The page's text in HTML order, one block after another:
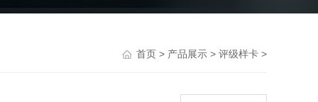
首页 > 产品展示 > 评级样卡 >